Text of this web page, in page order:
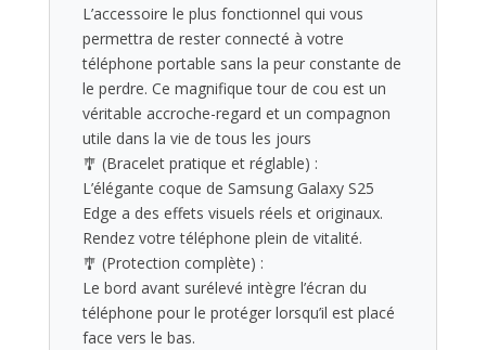
L’accessoire le plus fonctionnel qui vous
permettra de rester connecté à votre
téléphone portable sans la peur constante de
le perdre. Ce magnifique tour de cou est un
véritable accroche-regard et un compagnon
utile dans la vie de tous les jours
🎐 (Bracelet pratique et réglable) :
L’élégante coque de Samsung Galaxy S25
Edge a des effets visuels réels et originaux.
Rendez votre téléphone plein de vitalité.
🎐 (Protection complète) :
Le bord avant surélevé intègre l’écran du
téléphone pour le protéger lorsqu’il est placé
face vers le bas.